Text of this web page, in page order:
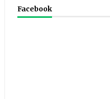
Facebook